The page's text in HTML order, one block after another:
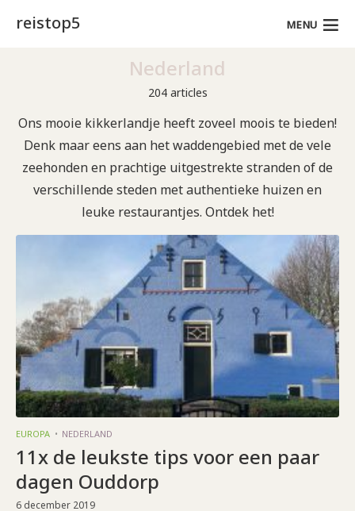
reistop5 MENU
Nederland
204 articles
Ons mooie kikkerlandje heeft zoveel moois te bieden!
Denk maar eens aan het waddengebied met de vele
zeehonden en prachtige uitgestrekte stranden of de
verschillende steden met authentieke huizen en
leuke restaurantjes. Ontdek het!
EUROPA NEDERLAND
11x de leukste tips voor een paar
dagen Ouddorp
6 december 2019